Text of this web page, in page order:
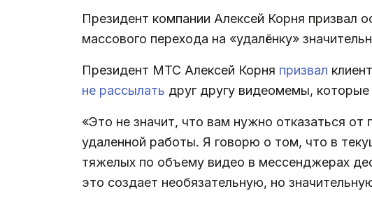
Президент компании Алексей Корня призвал
массового перехода на «удалёнку»
Президент МТС Алексей Корня призвал
не рассылать друг другу видеомемы,
«Это не значит, что вам нужно отказаться
удаленной работы. Я говорю о том, что в
тяжелых по объему видео в мессенджерах
это создает необязательную, но